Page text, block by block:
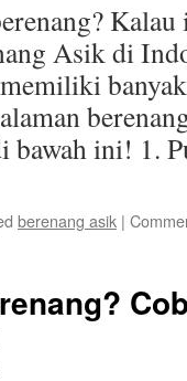
Asik di
bawah ini! 1.
berenang asik |